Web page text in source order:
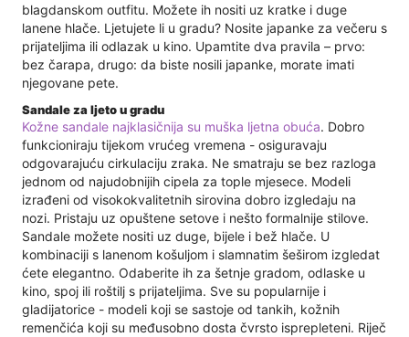
blagdanskom outfitu. Možete ih nositi uz kratke i duge
lanene hlače. Ljetujete li u gradu? Nosite japanke za večeru s
prijateljima ili odlazak u kino. Upamtite dva pravila – prvo:
bez čarapa, drugo: da biste nosili japanke, morate imati
njegovane pete.
Sandale za ljeto u gradu
Kožne sandale najklasičnija su muška ljetna obuća. Dobro
funkcioniraju tijekom vrućeg vremena - osiguravaju
odgovarajuću cirkulaciju zraka. Ne smatraju se bez razloga
jednom od najudobnijih cipela za tople mjesece. Modeli
izrađeni od visokokvalitetnih sirovina dobro izgledaju na
nozi. Pristaju uz opuštene setove i nešto formalnije stilove.
Sandale možete nositi uz duge, bijele i bež hlače. U
kombinaciji s lanenom košuljom i slamnatim šeširom izgledat
ćete elegantno. Odaberite ih za šetnje gradom, odlaske u
kino, spoj ili roštilj s prijateljima. Sve su popularnije i
gladijatorice - modeli koji se sastoje od tankih, kožnih
remenčića koji su međusobno dosta čvrsto isprepleteni. Riječ